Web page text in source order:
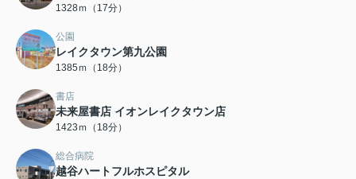
1328ｍ（17分）
公園
レイクタウン第九公園
1385ｍ（18分）
書店
未来屋書店 イオンレイクタウン店
1423ｍ（18分）
総合病院
越谷ハートフルホスピタル